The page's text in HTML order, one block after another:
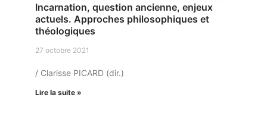
Incarnation, question ancienne, enjeux
actuels. Approches philosophiques et
théologiques
27 octobre 2021
/ Clarisse PICARD (dir.)
Lire la suite »